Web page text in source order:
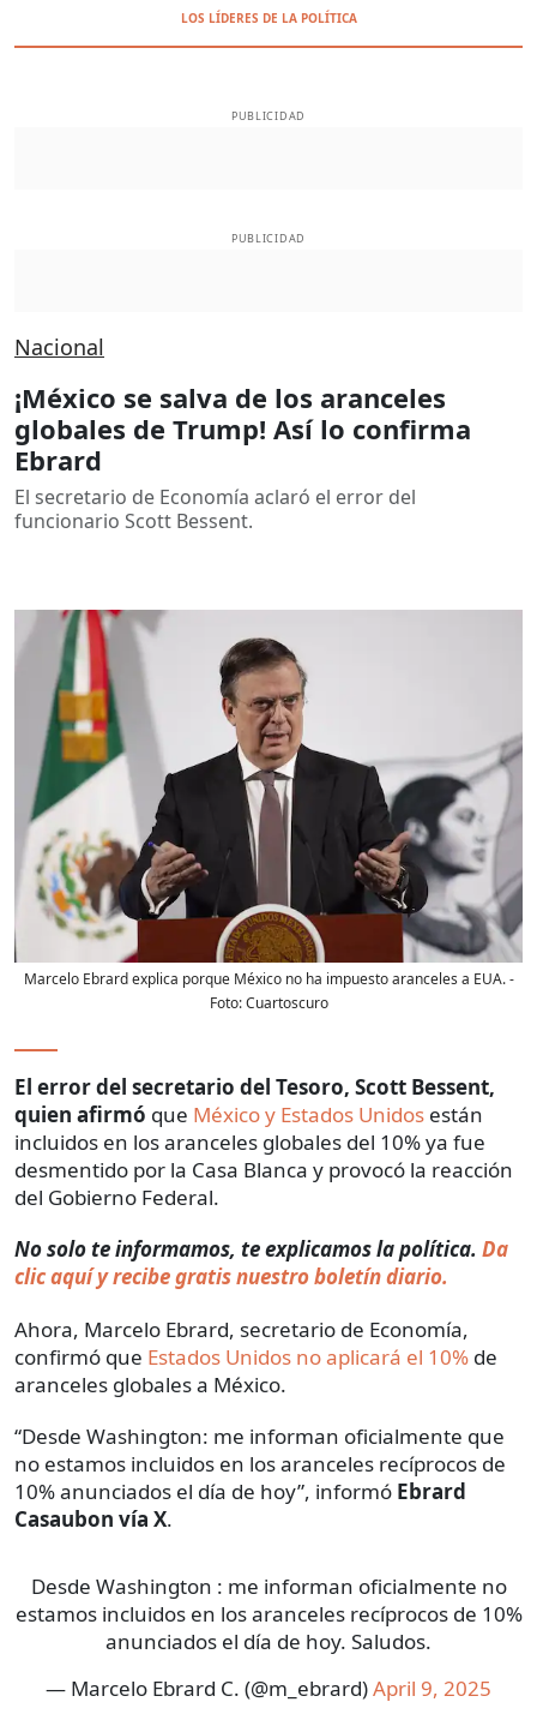
LOS LÍDERES DE LA POLÍTICA
PUBLICIDAD
PUBLICIDAD
Nacional
¡México se salva de los aranceles
globales de Trump! Así lo confirma
Ebrard
El secretario de Economía aclaró el error del
funcionario Scott Bessent.
Marcelo Ebrard explica porque México no ha impuesto aranceles a EUA.-
Foto:Cuartoscuro
El error del secretario del Tesoro, Scott Bessent,
quien afirmó que México y Estados Unidos están
incluidos en los aranceles globales del 10% ya fue
desmentido por la Casa Blanca y provocó la reacción
del Gobierno Federal.
No solo te informamos, te explicamos la política. Da
clic aquí y recibe gratis nuestro boletín diario.
Ahora, Marcelo Ebrard, secretario de Economía,
confirmó que Estados Unidos no aplicará el 10% de
aranceles globales a México.
“Desde Washington: me informan oficialmente que
no estamos incluidos en los aranceles recíprocos de
10% anunciados el día de hoy”, informó Ebrard
Casaubon vía X.
Desde Washington : me informan oficialmente no
estamos incluidos en los aranceles recíprocos de 10%
anunciados el día de hoy. Saludos.
— Marcelo Ebrard C. (@m_ebrard)April 9, 2025